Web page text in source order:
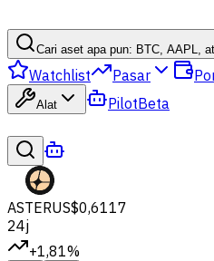
Cari aset apa pun: BTC, AAPL,
Watchlist Pasar
Alat PilotBeta
ASTERUS$0,6117
24j
+1,81%